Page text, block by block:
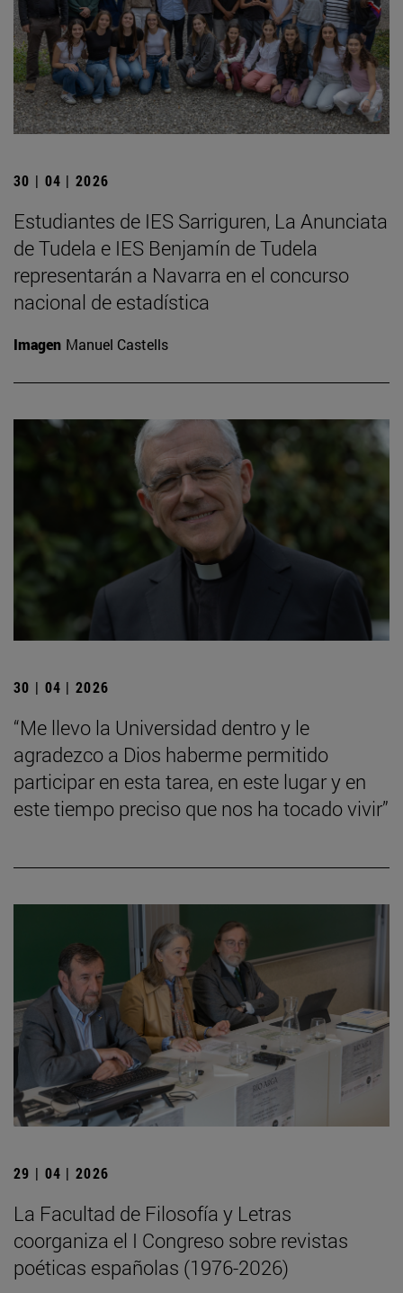
30 | 04 | 2026
Estudiantes de IES Sarriguren, La Anunciata
de Tudela e IES Benjamín de Tudela
representarán a Navarra en el concurso
nacional de estadística
Imagen Manuel Castells
30 | 04 | 2026
“Me llevo la Universidad dentro y le
agradezco a Dios haberme permitido
participar en esta tarea, en este lugar y en
este tiempo preciso que nos ha tocado vivir”
29 | 04 | 2026
La Facultad de Filosofía y Letras
coorganiza el I Congreso sobre revistas
poéticas españolas (1976-2026)